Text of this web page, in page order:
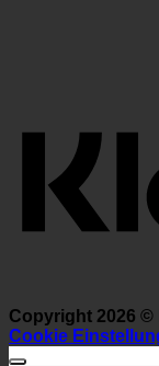
Copyright 2026 ©
Cookie